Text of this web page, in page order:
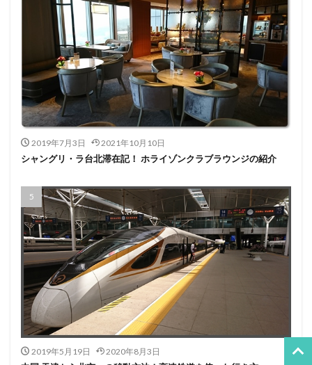
2019年7月3日 2021年10月10日
シャングリ・ラ台北滞在記！ ホライゾンクラブラウンジの紹介
2019年5月19日 2020年8月3日